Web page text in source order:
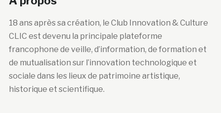
18 ans après sa création, le Club Innovation & Culture
CLIC est devenu la principale plateforme
francophone de veille, d’information, de formation et
de mutualisation sur l’innovation technologique et
sociale dans les lieux de patrimoine artistique,
historique et scientifique.